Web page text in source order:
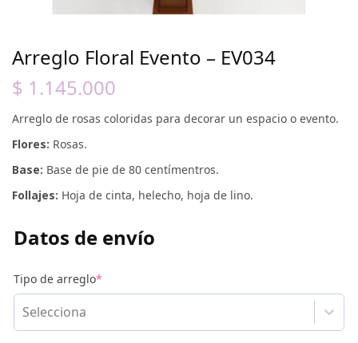
Arreglo Floral Evento – EV034
$ 1.145.000
Arreglo de rosas coloridas para decorar un espacio o evento.
Flores: Rosas.
Base: Base de pie de 80 centímentros.
Follajes: Hoja de cinta, helecho, hoja de lino.
Datos de envío
Tipo de arreglo*
Selecciona